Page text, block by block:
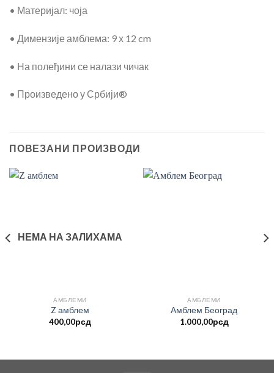
• Материјал: чоја
• Димензије амблема: 9 х 12 cm
• На полеђини се налази чичак
• Произведено у Србији®
ПОВЕЗАНИ ПРОИЗВОДИ
НЕМА НА ЗАЛИХАМА
АМБЛЕМИ
Z амблем
400,00рсд
АМБЛЕМИ
Амблем Београд
1.000,00рсд